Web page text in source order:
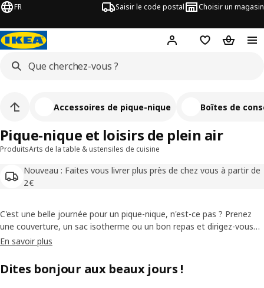
FR Saisir le code postal Choisir un magasin
Mon compteFavorisPanier
ProduitsArts de la table & ustensiles de cuisine
Nouveau : Faites vous livrer plus près de chez vous à partir de
2€
Pique-nique et loisirs de plein air
Accessoires de pique-nique Boîtes de
C'est une belle journée pour un pique-nique, n'est-ce pas ? Prenez
une couverture, un sac isotherme ou un bon repas et dirigez-vous
vers votre endroit préféré pour des loisirs en plein air et de la
toujours pique-niquer à l'intérieur pour le plus grand bonheur des
petits et des grands.
En savoir plus
Dites bonjour aux beaux jours !